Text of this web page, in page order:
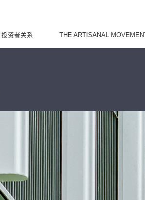
投资者关系 THE ARTISANAL MOVEMENT